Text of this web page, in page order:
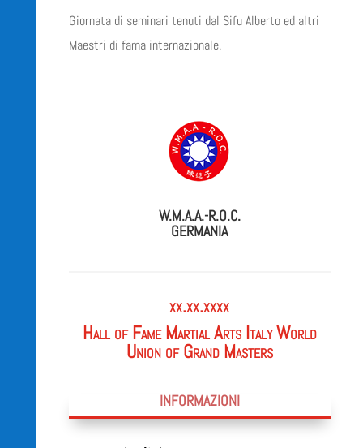
Giornata di seminari tenuti dal Sifu Alberto ed altri
Maestri di fama internazionale.
W.M.A.A.-R.O.C.
GERMANIA
xx.xx.xxxx
Hall of Fame Martial Arts Italy World
Union of Grand Masters
INFORMAZIONI